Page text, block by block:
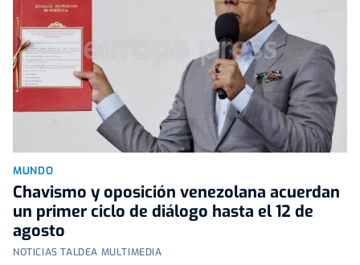
MUNDO
Chavismo y oposición venezolana acuerdan
un primer ciclo de diálogo hasta el 12 de
agosto
NOTICIAS TALDEA MULTIMEDIA